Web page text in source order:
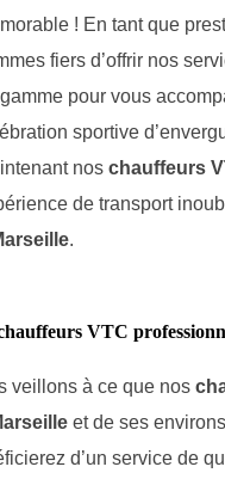
! En tant que
fiers d’offrir nos
pour vous
sportive
nos chauffeurs
de transport
.
VTC
veillons à ce que nos
et de ses
d’un service de